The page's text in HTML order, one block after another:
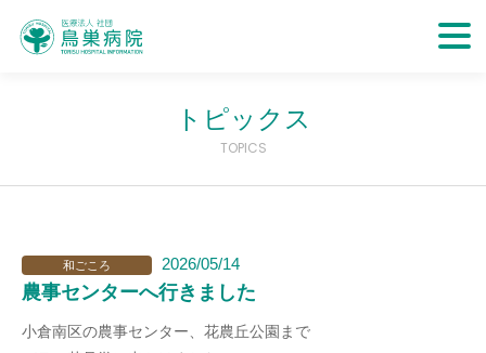
トピックス
TOPICS
和ごころ 2026/05/14
農事センターへ行きました
小倉南区の農事センター、花農丘公園まで